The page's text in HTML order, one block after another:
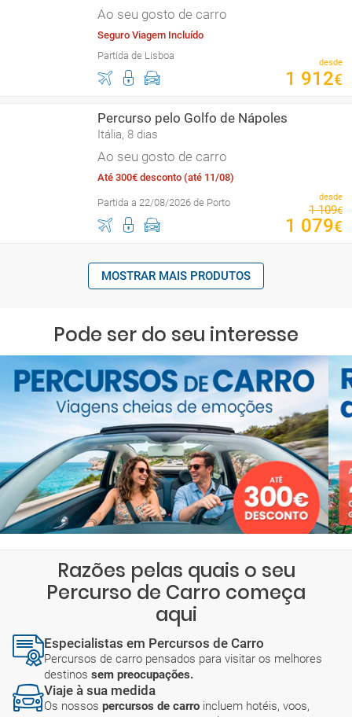
Ao seu gosto de carro
Seguro Viagem Incluído
Partida de Lisboa
desde
1 912€
Percurso pelo Golfo de Nápoles
Itália, 8 dias
Ao seu gosto de carro
Até 300€ desconto (até 11/08)
Partida a 22/08/2026 de Porto desde
1 109€
1 079€
MOSTRAR MAIS PRODUTOS
Pode ser do seu interesse
Razões pelas quais o seu
Percurso de Carro começa
aqui
Especialistas em Percursos de Carro
Percursos de carro pensados para visitar os melhores
destinos sem preocupações.
Viaje à sua medida
Os nossos percursos de carro incluem hotéis, voos,